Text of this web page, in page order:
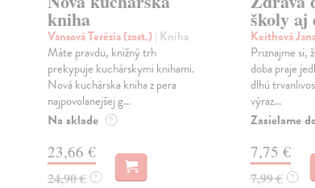
kniha
Vansová Terézia (zost.)| Kniha
Máte pravdu, knižný trh
prekypuje kuchárskymi knihami.
Nová kuchárska kniha z pera
najpovolanejšej g...
Na sklade ?
23,66 €
24,90 € ?
školy aj
Keithová
Priznajme si,
doba praje
dlhú
výraz...
Zasielame
7,75 €
7,99 € ?